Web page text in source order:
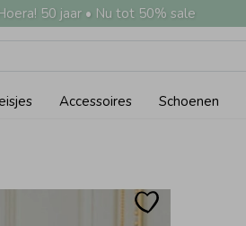
50 jaar • Nu tot 50% sale
Accessoires Schoenen